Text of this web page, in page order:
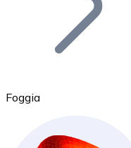
Foggia